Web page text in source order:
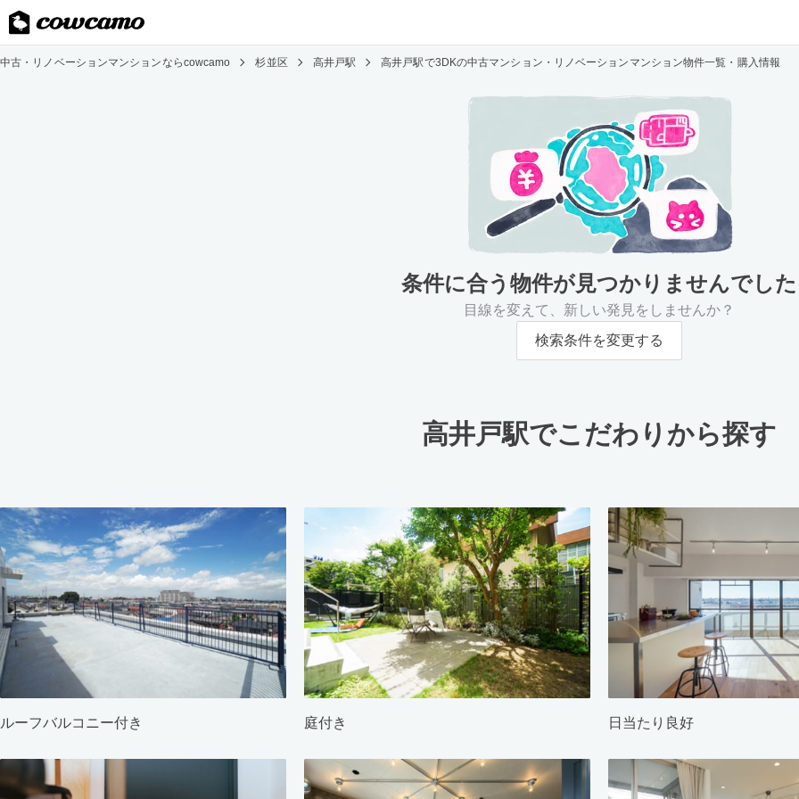
中古・リノベーションマンションならcowcamo 杉並区 高井戸駅 高井戸駅で3DKの中古マンション・リノベーションマンション物件一覧・購入情報
条件に合う物件が見つかりませんでした
目線を変えて、新しい発見をしませんか？
検索条件を変更する
高井戸駅でこだわりから探す
ルーフバルコニー付き 庭付き 日当たり良好